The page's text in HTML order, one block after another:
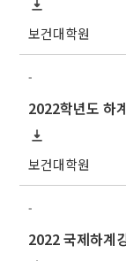
보건대학원
-
2022학년도 하
보건대학원
-
2022 국제하계